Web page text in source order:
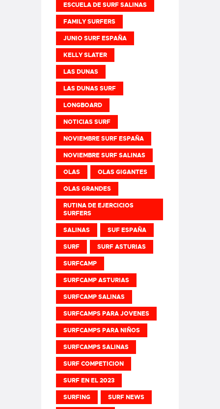
ESCUELA DE SURF SALINAS
FAMILY SURFERS
JUNIO SURF ESPAÑA
KELLY SLATER
LAS DUNAS
LAS DUNAS SURF
LONGBOARD
NOTICIAS SURF
NOVIEMBRE SURF ESPAÑA
NOVIEMBRE SURF SALINAS
OLAS OLAS GIGANTES
OLAS GRANDES
RUTINA DE EJERCICIOS
SURFERS
SALINAS SUF ESPAÑA
SURF SURF ASTURIAS
SURFCAMP
SURFCAMP ASTURIAS
SURFCAMP SALINAS
SURFCAMPS PARA JOVENES
SURFCAMPS PARA NIÑOS
SURFCAMPS SALINAS
SURF COMPETICION
SURF EN EL 2023
SURFING SURF NEWS